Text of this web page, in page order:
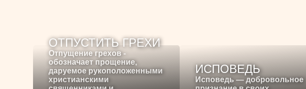
ОТПУСТИТЬ ГРЕХИ
Отпущение грехов -
обозначает прощение,
даруемое рукоположенными
христианскими
ИСПОВЕДЬ
Исповедь — добровольное